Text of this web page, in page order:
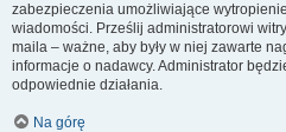
zabezpieczenia umożliwiające
wiadomości. Prześlij administratorowi
maila – ważne, aby były w niej zawarte
informacje o nadawcy. Administrator
odpowiednie działania.
Na górę